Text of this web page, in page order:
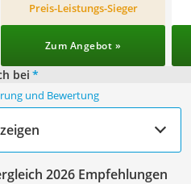
Preis-Leistungs-Sieger
Zum Angebot »
bei *
und Bewertung
2026 Empfehlungen